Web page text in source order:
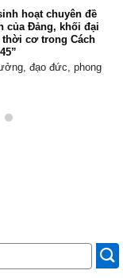
hoạt chuyên đề
của Đảng, khối đại
thời cơ trong Cách
đạo đức, phong